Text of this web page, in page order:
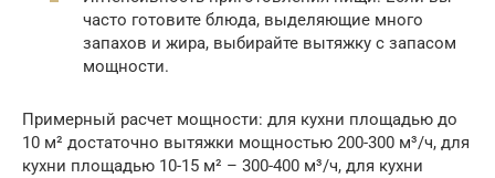
часто готовите блюда, выделяющие много
запахов и жира, выбирайте вытяжку с запасом
мощности.
Примерный расчет мощности: для кухни площадью до
10 м² достаточно вытяжки мощностью 200-300 м³/ч, для
кухни площадью 10-15 м² – 300-400 м³/ч, для кухни